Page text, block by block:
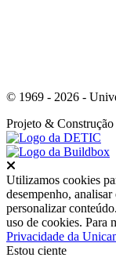
© 1969 - 2026 -
Projeto & Construção
Utilizamos cookies
desempenho,
personalizar
uso de cookies. Para
Privacidade da
Estou ciente